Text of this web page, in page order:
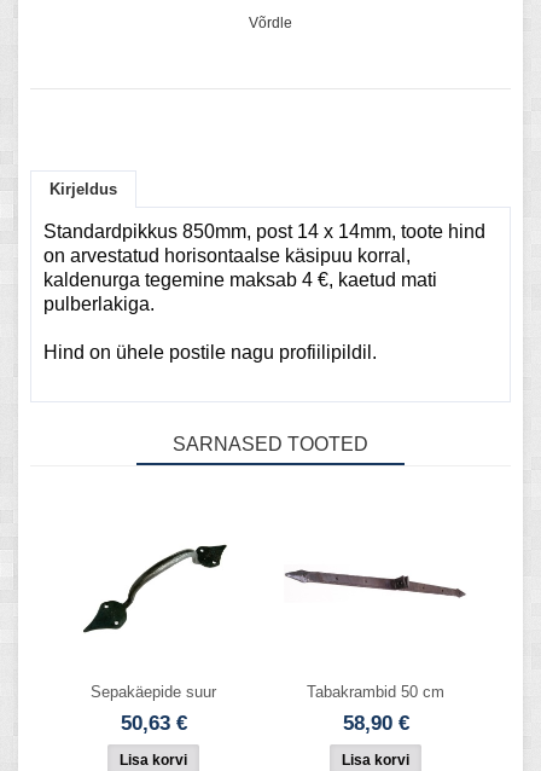
Võrdle
Kirjeldus
Standardpikkus 850mm, post 14 x 14mm, toote hind
on arvestatud horisontaalse käsipuu korral,
kaldenurga tegemine maksab 4 €, kaetud mati
pulberlakiga.
Hind on ühele postile nagu profiilipildil.
SARNASED TOOTED
Sepakäepide suur
50,63 €
Tabakrambid 50 cm
58,90 €